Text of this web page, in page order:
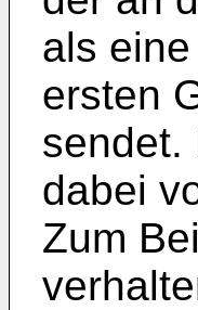
als
ersten
sendet.
dabei
Zum